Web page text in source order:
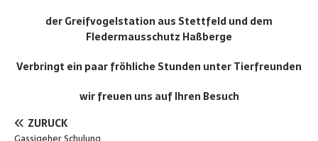
der Greifvogelstation aus Stettfeld und dem
Fledermausschutz Haßberge
Verbringt ein paar fröhliche Stunden unter Tierfreunden
wir freuen uns auf Ihren Besuch
ZURÜCK